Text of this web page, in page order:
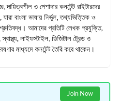
ও পেশাদার কনটেন্ট রাইটারদের
বাংলা ভাষায় নির্ভুল, তথ্যভিত্তিক ও
আমাদের প্রতিটি লেখক প্রযুক্তি,
লাইফস্টাইল, ডিজিটাল ট্রেন্ড ও
মাধ্যমে কনটেন্ট তৈরি করে থাকেন।
Join Now